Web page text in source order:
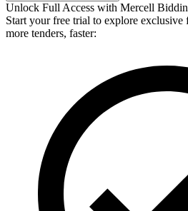
Unlock Full Access with Mercell
Start your free trial to explore exclusive
more tenders, faster: